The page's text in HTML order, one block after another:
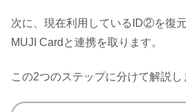
次に、現在利用しているID②を復
MUJI Cardと連携を取ります。
この2つのステップに分けて解説し